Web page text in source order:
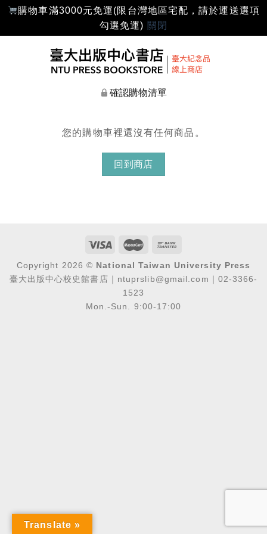
購物車滿3000元免運(限台灣地區宅配，請於運送選項
勾選免運) 關閉
確認購物清單
您的購物車裡還沒有任何商品。
回到商店
Copyright 2026 © National Taiwan University Press
臺大出版中心校史館書店｜ntuprslib@gmail.com｜02-3366-
1523
Mon.-Sun. 9:00-17:00
Translate »